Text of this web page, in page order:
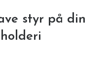
styr på din